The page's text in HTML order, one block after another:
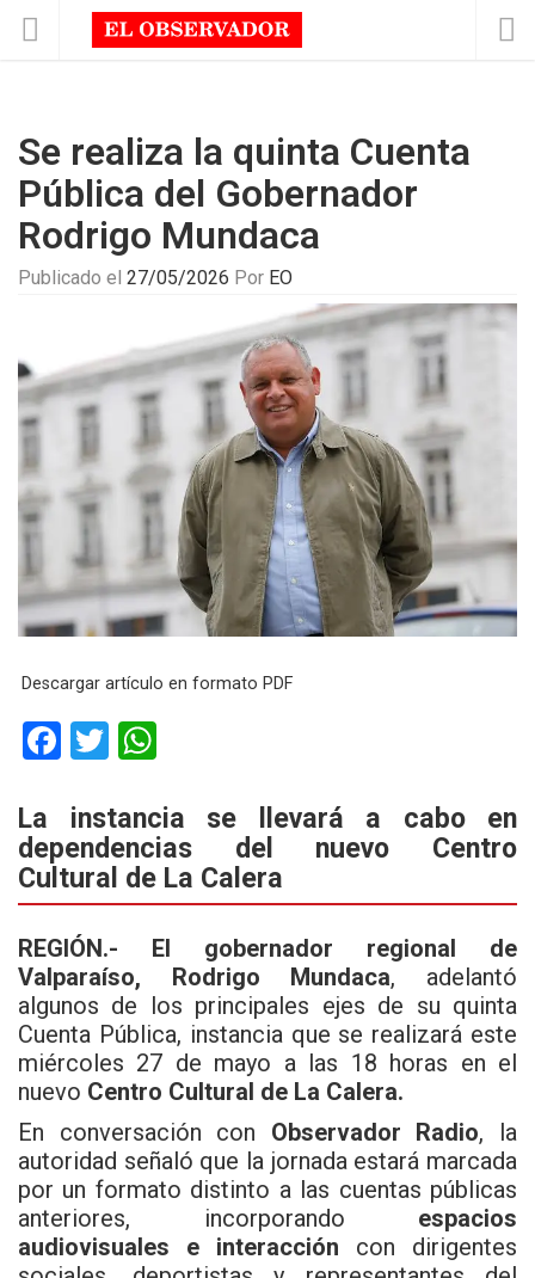
Se realiza la quinta Cuenta
Pública del Gobernador
Rodrigo Mundaca
Publicado el 27/05/2026 Por EO
Descargar artículo en formato PDF
F
ce
b
o
o
k
T
tt
er
at
s
A
p
p
La instancia se llevará a cabo en
dependencias del nuevo Centro
Cultural de La Calera
REGIÓN.-
El gobernador regional de
Valparaíso, Rodrigo Mundaca, adelantó
algunos de los principales ejes de su quinta
Cuenta Pública, instancia que se realizará este
miércoles 27 de mayo a las 18 horas en el
nuevo Centro Cultural de La Calera.
En conversación con Observador Radio, la
autoridad señaló que la jornada estará marcada
por un formato distinto a las cuentas públicas
anteriores, incorporando espacios
audiovisuales
e interacción con dirigentes